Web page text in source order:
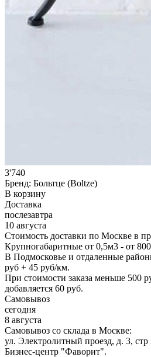
3'740
Бренд: Больтце (Boltze)
В корзину
Доставка
послезавтра
10 августа
Стоимость доставки по Москве в
Крупногабаритные от 0,5м3 - от
В Подмосковье и отдаленные
руб + 45 руб/км.
При стоимости заказа меньше 500
добавляется 60 руб.
Самовывоз
сегодня
8 августа
Самовывоз со склада в Москве:
ул. Электролитный проезд, д. 3, стр
Бизнес-центр "Фаворит".